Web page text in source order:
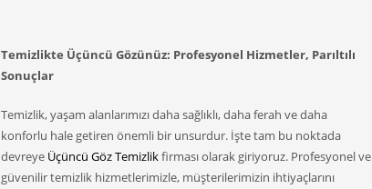
Temizlikte Üçüncü Gözünüz: Profesyonel Hizmetler, Parıltılı
Sonuçlar
Temizlik, yaşam alanlarımızı daha sağlıklı, daha ferah ve daha
konforlu hale getiren önemli bir unsurdur. İşte tam bu noktada
devreye Üçüncü Göz Temizlikfirması olarak giriyoruz. Profesyonel ve
güvenilir temizlik hizmetlerimizle, müşterilerimizin ihtiyaçlarını